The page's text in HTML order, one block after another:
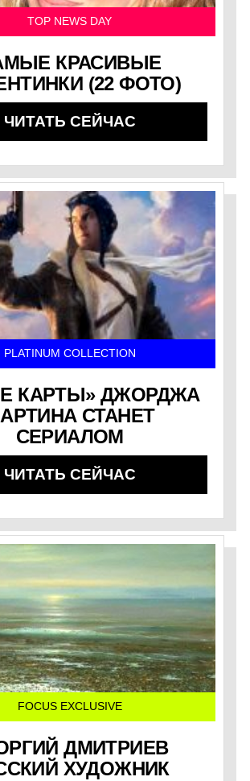
TOP NEWS DAY
КРАСИВЫЕ
(22 ФОТО)
ЧИТАТЬ СЕЙЧАС
PLATINUM COLLECTION
КАРТЫ» ДЖОРДЖА
СТАНЕТ
СЕРИАЛОМ
ЧИТАТЬ СЕЙЧАС
FOCUS EXCLUSIVE
ДМИТРИЕВ
ХУДОЖНИК